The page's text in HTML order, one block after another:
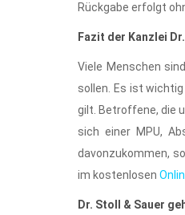
Rückgabe erfolgt
Fazit der Kanzlei
Viele Menschen
sollen. Es ist
gilt. Betroffene, die
sich einer MPU,
davonzukommen,
im kostenlosen
Dr. Stoll & Sauer